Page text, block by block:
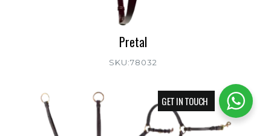
Pretal
SKU:78032
GET IN TOUCH